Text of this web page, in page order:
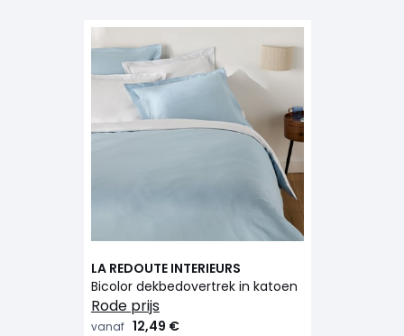
LA REDOUTE INTERIEURS
Bicolor dekbedovertrek in katoen
rode prijs
vanaf 12,49 €